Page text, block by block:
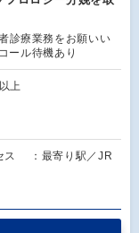
診療業務をお願いい
ール待機あり
上
：最寄り駅／JR